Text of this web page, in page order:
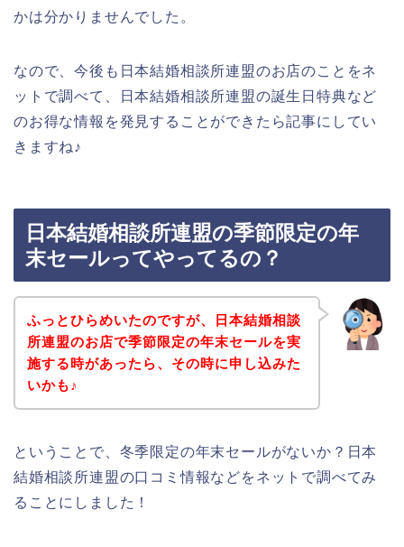
かは分かりませんでした。
なので、今後も日本結婚相談所連盟のお店のことをネ
ットで調べて、日本結婚相談所連盟の誕生日特典など
のお得な情報を発見することができたら記事にしてい
きますね♪
日本結婚相談所連盟の季節限定の年
末セールってやってるの？
ふっとひらめいたのですが、日本結婚相談
所連盟のお店で季節限定の年末セールを実
施する時があったら、その時に申し込みた
いかも♪
ということで、冬季限定の年末セールがないか？日本
結婚相談所連盟の口コミ情報などをネットで調べてみ
ることにしました！